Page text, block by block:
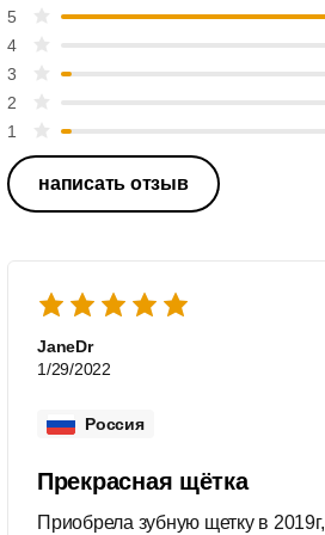
5
4
3
2
1
написать отзыв
JaneDr
1/29/2022
Россия
Прекрасная щётка
Приобрела зубную щетку в 2019г,